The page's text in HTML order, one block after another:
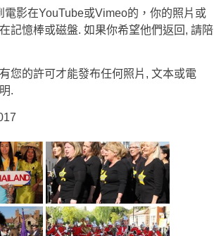
電影在YouTube或Vimeo的，你的照片或
記憶棒或磁盤. 如果你希望他們返回, 請陪
您的許可才能發布任何照片, 文本或電
.